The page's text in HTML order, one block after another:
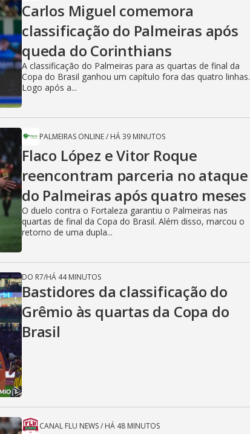
Carlos Miguel comemora
classificação do Palmeiras após
queda do Corinthians
A classificação do Palmeiras para as quartas de final da
Copa do Brasil ganhou um capítulo fora das quatro linhas.
Logo após a...
PALMEIRAS ONLINE/ HÁ 39 MINUTOS
Flaco López e Vitor Roque
reencontram parceria no ataque
do Palmeiras após quatro meses
O duelo contra o Fortaleza garantiu o Palmeiras nas
quartas de final da Copa do Brasil. Além disso, marcou o
retorno de uma dupla...
DO R7/HÁ 44 MINUTOS
Bastidores da classificação do
Grêmio às quartas da Copa do
Brasil
CANAL FLU NEWS/ HÁ 48 MINUTOS